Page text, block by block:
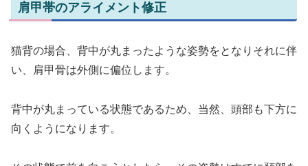
肩甲帯のアライメント修正
猫背の場合、背中が丸まったような姿勢をとなりそれに伴
い、肩甲骨は外側に偏位します。
背中が丸まっている状態であるため、当然、頭部も下方に
向くようになります。